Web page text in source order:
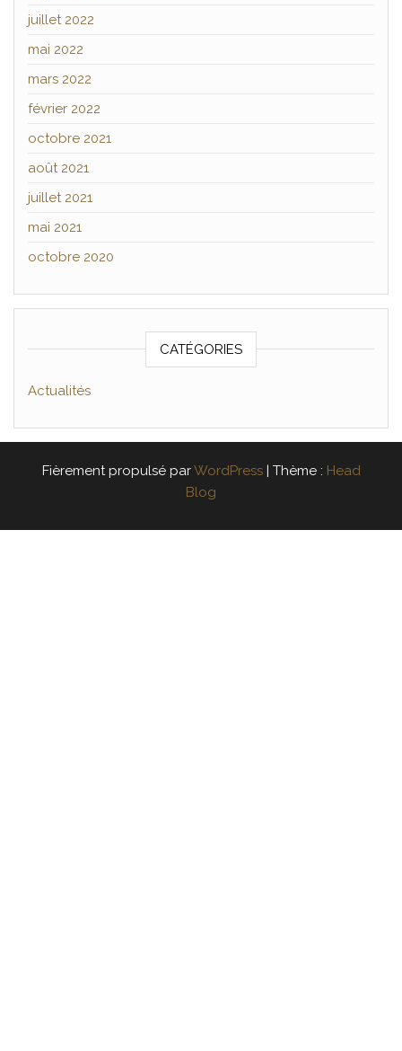
juillet 2022
mai 2022
mars 2022
février 2022
octobre 2021
août 2021
juillet 2021
mai 2021
octobre 2020
CATÉGORIES
Actualités
Fièrement propulsé parWordPress Thème : Head
Blog